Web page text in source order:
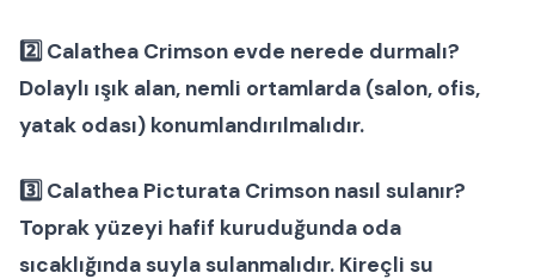
2️⃣ Calathea Crimson evde nerede durmalı?
Dolaylı ışık alan, nemli ortamlarda (salon, ofis,
yatak odası) konumlandırılmalıdır.
3️⃣ Calathea Picturata Crimson nasıl sulanır?
Toprak yüzeyi hafif kuruduğunda oda
sıcaklığında suyla sulanmalıdır. Kireçli su